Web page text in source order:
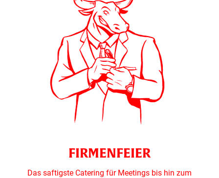
FIRMENFEIER
Das saftigste Catering für Meetings bis hin zum